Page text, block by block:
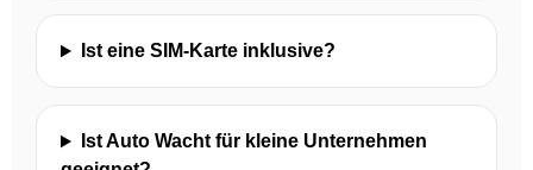
Ist eine SIM-Karte inklusive?
Ist Auto Wacht für kleine Unternehmen